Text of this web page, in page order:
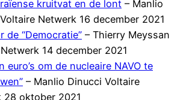
kruitvat en de lont – Manlio
Netwerk 16 december 2021
de “Democratie” – Thierry Meyssan
14 december 2021
euro’s om de nucleaire NAVO te
– Manlio Dinucci Voltaire
28 oktober 2021